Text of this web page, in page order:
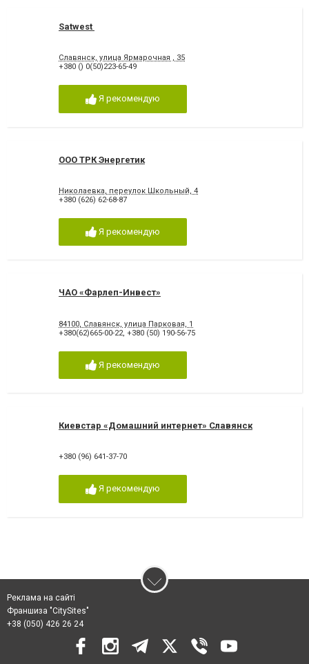
Satwest
Славянск, улица Ярмарочная , 35
+380 () 0(50)223-65-49
Я рекомендую
ООО ТРК Энергетик
Николаевка, переулок Школьный, 4
+380 (626) 62-68-87
Я рекомендую
ЧАО «Фарлеп-Инвест»
84100, Славянск, улица Парковая, 1
+380(62)665-00-22 +380 (50) 190-56-75
Я рекомендую
Киевстар «Домашний интернет» Славянск
+380 (96) 641-37-70
Я рекомендую
Реклама на сайті
Франшиза "CitySites"
+38 (050) 426 26 24